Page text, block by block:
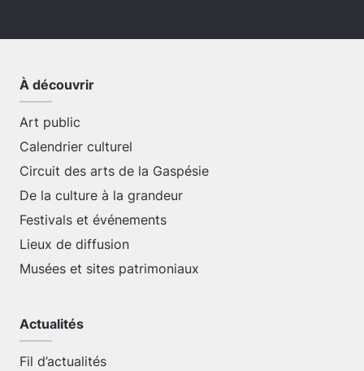
À découvrir
Art public
Calendrier culturel
Circuit des arts de la Gaspésie
De la culture à la grandeur
Festivals et événements
Lieux de diffusion
Musées et sites patrimoniaux
Actualités
Fil d’actualités